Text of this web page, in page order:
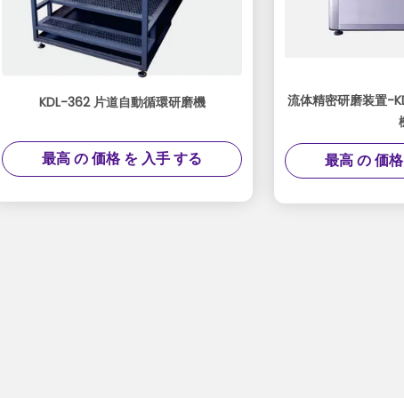
KDL-362 片道自動循環研磨機
最高 の 価格 を 入手 する
流体精密研磨装置-
最高 の 価